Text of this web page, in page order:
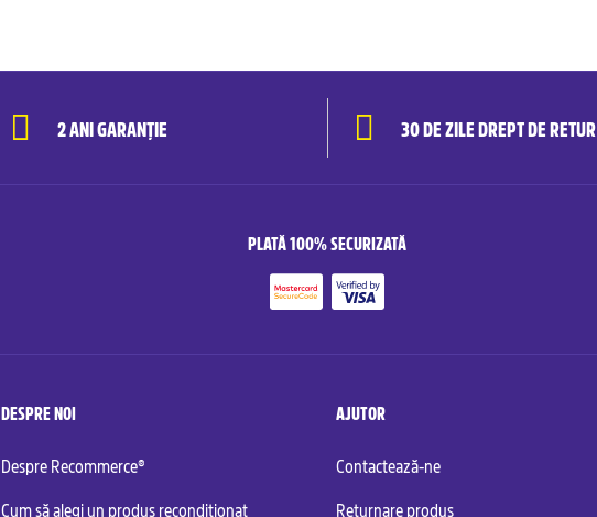
2 ANI GARANȚIE 30 DE ZILE DREPT DE RETUR
PLATĂ 100% SECURIZATĂ
DESPRE NOI
Despre Recommerce®
Cum să alegi un produs recondiționat
AJUTOR
Contactează-ne
Returnare produs